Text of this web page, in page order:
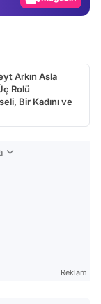
Arkın Asla
Rolü
Bir Kadını ve
Reklam